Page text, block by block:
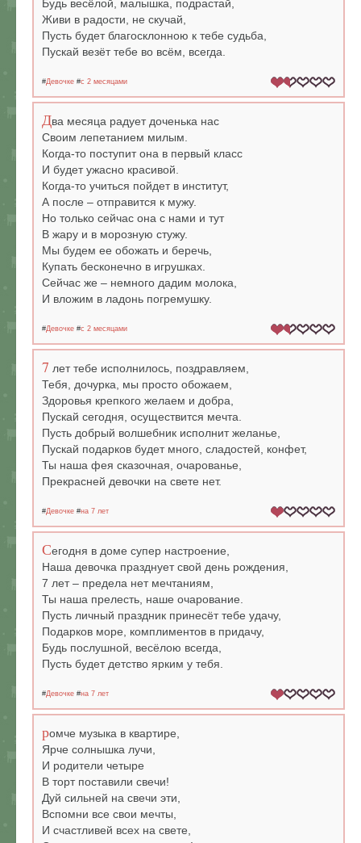
Будь весёлой, малышка, подрастай,
Живи в радости, не скучай,
Пусть будет благосклонною к тебе судьба,
Пускай везёт тебе во всём, всегда.
#Девочке #c 2 месяцами
Два месяца радует доченька нас
Своим лепетанием милым.
Когда-то поступит она в первый класс
И будет ужасно красивой.
Когда-то учиться пойдет в институт,
А после – отправится к мужу.
Но только сейчас она с нами и тут
В жару и в морозную стужу.
Мы будем ее обожать и беречь,
Купать бесконечно в игрушках.
Сейчас же – немного дадим молока,
И вложим в ладонь погремушку.
#Девочке #c 2 месяцами
7 лет тебе исполнилось, поздравляем,
Тебя, дочурка, мы просто обожаем,
Здоровья крепкого желаем и добра,
Пускай сегодня, осуществится мечта.
Пусть добрый волшебник исполнит желанье,
Пускай подарков будет много, сладостей, конфет,
Ты наша фея сказочная, очарованье,
Прекрасней девочки на свете нет.
#Девочке #на 7 лет
Сегодня в доме супер настроение,
Наша девочка празднует свой день рождения,
7 лет – предела нет мечтаниям,
Ты наша прелесть, наше очарование.
Пусть личный праздник принесёт тебе удачу,
Подарков море, комплиментов в придачу,
Будь послушной, весёлою всегда,
Пусть будет детство ярким у тебя.
#Девочке #на 7 лет
ромче музыка в квартире,
Ярче солнышка лучи,
И родители четыре
В торт поставили свечи!
Дуй сильней на свечи эти,
Вспомни все свои мечты,
И счастливей всех на свете,